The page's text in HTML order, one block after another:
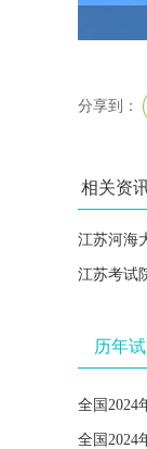
分享到：
相关资
江苏河海
江苏考试
历年
全国2024
全国2024